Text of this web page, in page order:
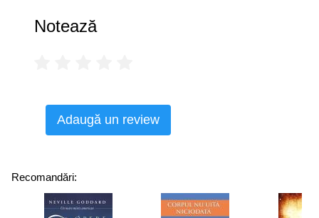
Notează
Adaugă un review
Recomandări: